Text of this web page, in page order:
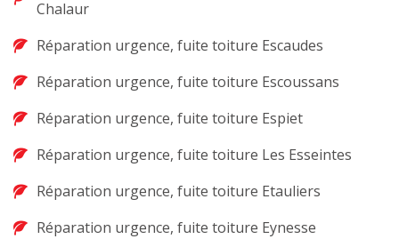
Chalaur
Réparation urgence, fuite toiture Escaudes
Réparation urgence, fuite toiture Escoussans
Réparation urgence, fuite toiture Espiet
Réparation urgence, fuite toiture Les Esseintes
Réparation urgence, fuite toiture Etauliers
Réparation urgence, fuite toiture Eynesse